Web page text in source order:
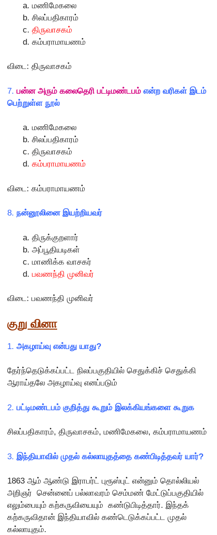
மணிமேகலை
சிலப்பதிகாரம்
திருவாசகம்
கம்பராமாயணம்
விடை: திருவாசகம்
7. பன்ன அரும் கலைதெரி பட்டிமண்டபம் என்ற வரிகள் இடம்
பெற்றுள்ள நூல்
மணிமேகலை
சிலப்பதிகாரம்
திருவாசகம்
கம்பராமாயணம்
விடை: கம்பராமாயணம்
8. நன்னூலினை இயற்றியவர்
திருக்குறளார்
அப்பூதியடிகள்
மாணிக்க வாசகர்
பவணந்தி முனிவர்
விடை: பவணந்தி முனிவர்
குறு வினா
1. அகழாய்வு என்பது யாது?
தேர்ந்தெடுக்கப்பட்ட நிலப்பகுதியில் செதுக்கிச் செதுக்கி
ஆராய்தலே அகழாய்வு எனப்படும்
2. பட்டிமண்டபம் குறித்து கூறும் இலக்கியங்களை கூறுக
சிலப்பதிகாரம், திருவாசகம், மணிமேகலை, கம்பராமாயணம்
3. இந்தியாவில் முதல் கல்லாயுதத்தை கண்பிடித்தவர் யார்?
1863 ஆம் ஆண்டு இராபர்ட் புரூஸ்புட் என்னும் தொல்லியல்
அறிஞர் சென்னைப் பல்லாவரம் செம்மண் மேட்டுப்பகுதியில்
எலும்பையும் கற்கருவியையும் கண்டுபிடித்தார். இந்தக்
கற்கருவிதான் இந்தியாவில் கண்டெடுக்கப்பட்ட முதல்
கல்லாயுதம்.